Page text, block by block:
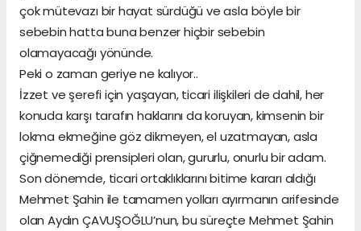
çok mütevazı bir hayat sürdüğü ve asla böyle bir
sebebin hatta buna benzer hiçbir sebebin
olamayacağı yönünde.
Peki o zaman geriye ne kalıyor..
İzzet ve şerefi için yaşayan, ticari ilişkileri de dahil, her
konuda karşı tarafın haklarını da koruyan, kimsenin bir
lokma ekmeğine göz dikmeyen, el uzatmayan, asla
çiğnemediği prensipleri olan, gururlu, onurlu bir adam.
Son dönemde, ticari ortaklıklarını bitime kararı aldığı
Mehmet Şahin ile tamamen yolları ayırmanın arifesinde
olan Aydın ÇAVUŞOĞLU’nun, bu süreçte Mehmet Şahin